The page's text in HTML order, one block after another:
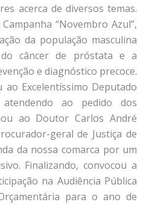
acerca de diversos temas.
“Novembro Azul”,
da população masculina
câncer de próstata e a
e diagnóstico precoce.
ao Excelentíssimo Deputado
ao pedido dos
ao Doutor Carlos André
geral de Justiça de
da nossa comarca por um
Finalizando, convocou a
na Audiência Pública
para o ano de